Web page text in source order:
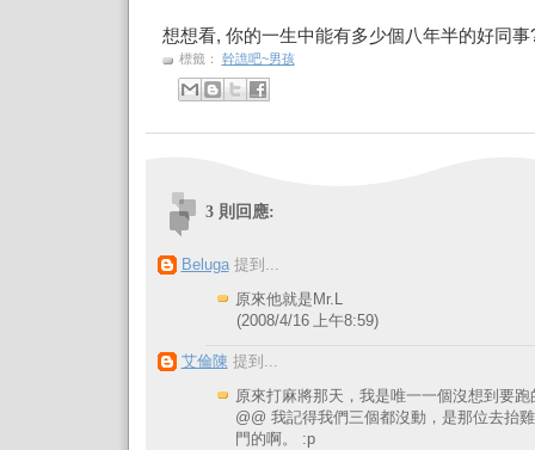
想想看, 你的一生中能有多少個八年半的好同事
標籤： 幹譙吧~男孩
3 則回應:
Beluga提到...
原來他就是Mr.L
(2008/4/16 上午8:59)
艾倫陳 提到...
原來打麻將那天，我是唯一一個沒想到要跑
@@ 我記得我們三個都沒動，是那位去抬
門的啊。 :p